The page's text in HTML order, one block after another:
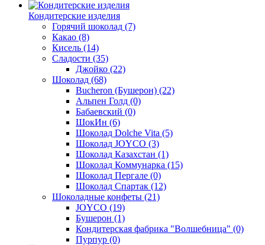
Кондитерские изделия
Горячий шоколад (7)
Какао (8)
Кисель (14)
Сладости (35)
Джойко (22)
Шоколад (68)
Bucheron (Бушерон) (22)
Альпен Голд (0)
Бабаевский (0)
ШокИн (6)
Шоколад Dolche Vita (5)
Шоколад JOYCO (3)
Шоколад Казахстан (1)
Шоколад Коммунарка (15)
Шоколад Пергале (0)
Шоколад Спартак (12)
Шоколадные конфеты (21)
JOYCO (19)
Бушерон (1)
Кондитерская фабрика "Волшебница" (0)
Пурпур (0)